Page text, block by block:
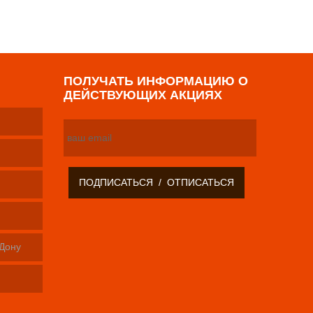
ПОЛУЧАТЬ ИНФОРМАЦИЮ О
ДЕЙСТВУЮЩИХ АКЦИЯХ